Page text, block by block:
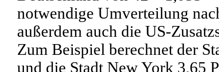
notwendige Umverteilung
außerdem auch die US-
Zum Beispiel berechnet der
und die Stadt New York 3,65